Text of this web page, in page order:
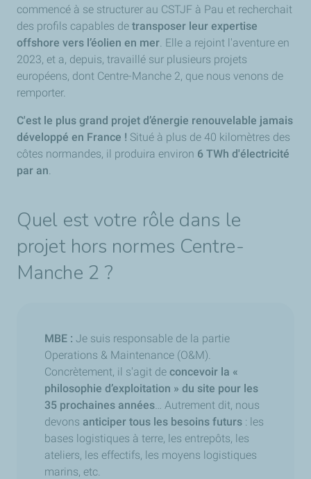
commencé à se structurer au CSTJF à Pau et recherchait
des profils capables de transposer leur expertise
offshore vers l’éolien en mer. Elle a rejoint l'aventure en
2023, et a, depuis, travaillé sur plusieurs projets
européens, dont Centre-Manche 2, que nous venons de
remporter.
C'est le plus grand projet d’énergie renouvelable jamais
développé en France ! Situé à plus de 40 kilomètres des
côtes normandes, il produira environ 6 TWh d'électricité
par an.
Quel est votre rôle dans le
projet hors normes Centre-
Manche 2 ?
MBE : Je suis responsable de la partie
Operations & Maintenance (O&M).
Concrètement, il s'agit de concevoir la «
philosophie d’exploitation » du site pour les
35 prochaines années… Autrement dit, nous
devons anticiper tous les besoins futurs : les
bases logistiques à terre, les entrepôts, les
ateliers, les effectifs, les moyens logistiques
marins, etc.